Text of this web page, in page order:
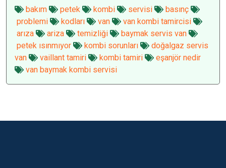
bakım petek kombi servisi
basınç
problemi
kodları van
van kombi tamircisi
arıza
ariza temizliği
baymak servis van
petek ısınmıyor
kombi sorunları
doğalgaz servis
van
vaillant tamiri kombi tamiri
eşanjör nedir
van baymak kombi servisi